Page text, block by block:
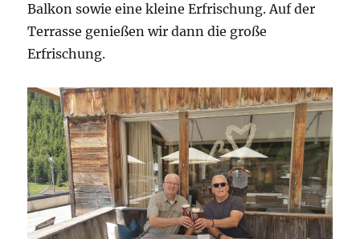
Balkon sowie eine kleine Erfrischung. Auf der
Terrasse genießen wir dann die große
Erfrischung.